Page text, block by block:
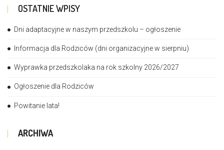
OSTATNIE WPISY
Dni adaptacyjne w naszym przedszkolu – ogłoszenie
Informacja dla Rodziców (dni organizacyjne w sierpniu)
Wyprawka przedszkolaka na rok szkolny 2026/2027
Ogłoszenie dla Rodziców
Powitanie lata!
ARCHIWA